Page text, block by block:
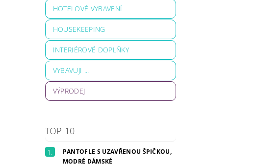
HOTELOVÉ VYBAVENÍ
HOUSEKEEPING
INTERIÉROVÉ DOPLŇKY
VYBAVUJI ...
VÝPRODEJ
TOP 10
PANTOFLE S UZAVŘENOU ŠPIČKOU,
MODRÉ DÁMSKÉ